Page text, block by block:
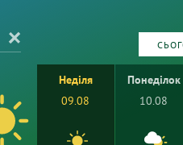
Неділя
09.08
Понеділок
10.08